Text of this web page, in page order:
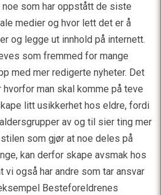
noe som har oppstått de siste
medier og hvor lett det er å
og legge ut innhold på internett.
som fremmed for mange
med mer redigerte nyheter. Det
man skal komme på teve
litt usikkerhet hos eldre, fordi
av og til sier ting mer
som gjør at noe deles på
kan derfor skape avsmak hos
vi også har andre som tar ansvar
Besteforeldrenes